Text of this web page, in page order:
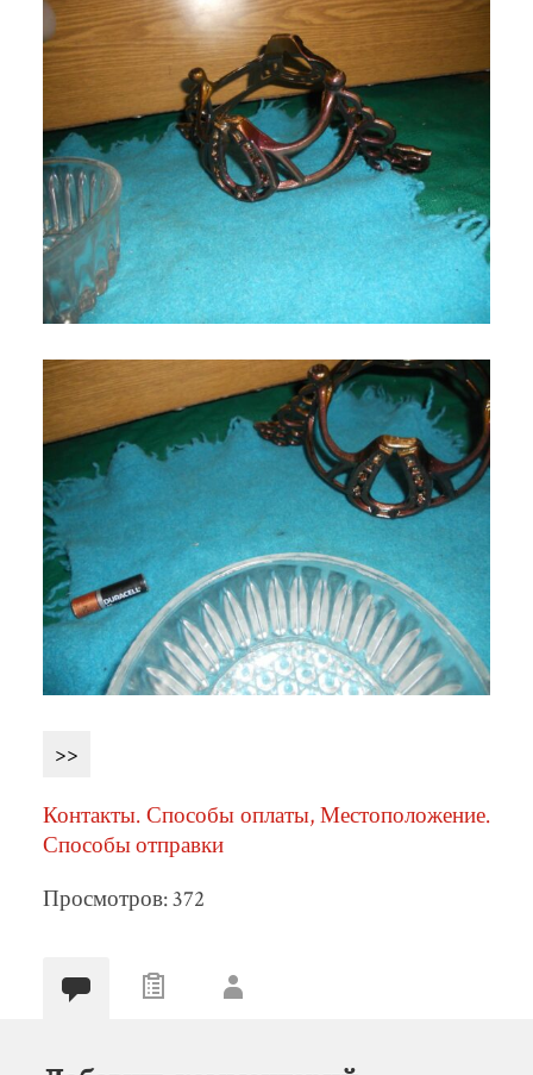
>>
Контакты. Способы оплаты, Местоположение.
Способы отправки
Просмотров: 372